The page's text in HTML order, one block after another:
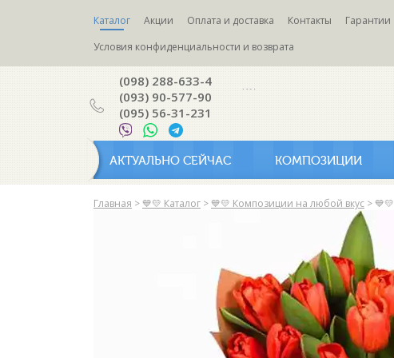
Каталог Акции Оплата и доставка Контакты
Гарантии
Условия конфиденциальности и возврата
(098) 288-633-4
(093) 90-577-90
(095) 56-31-231
АКТУАЛЬНО СЕЙЧАС КОМПОЗИЦИИ
Главная > 💙💛 Каталог > 💙💛 Композиции на любой вкус >